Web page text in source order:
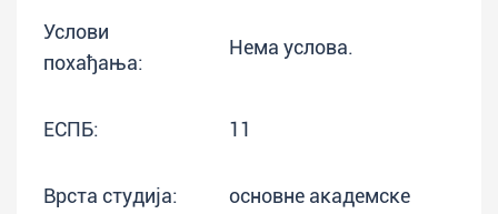
Услови
похађања:
Нема услова.
ЕСПБ: 11
Врста студија:
основне академске